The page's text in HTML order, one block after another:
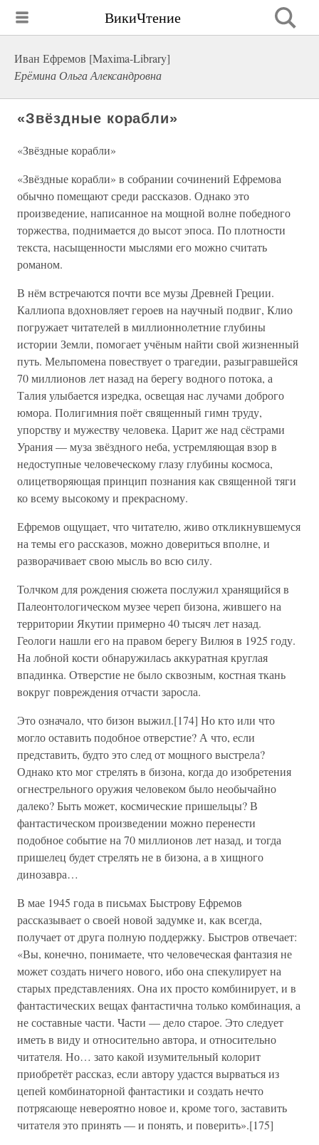
ВикиЧтение
Иван Ефремов [Maxima-Library]
Ерёмина Ольга Александровна
«Звёздные корабли»
«Звёздные корабли»
«Звёздные корабли» в собрании сочинений Ефремова
обычно помещают среди рассказов. Однако это
произведение, написанное на мощной волне победного
торжества, поднимается до высот эпоса. По плотности
текста, насыщенности мыслями его можно считать
романом.
В нём встречаются почти все музы Древней Греции.
Каллиопа вдохновляет героев на научный подвиг, Клио
погружает читателей в миллионнолетние глубины
истории Земли, помогает учёным найти свой жизненный
путь. Мельпомена повествует о трагедии, разыгравшейся
70 миллионов лет назад на берегу водного потока, а
Талия улыбается изредка, освещая нас лучами доброго
юмора. Полигимния поёт священный гимн труду,
упорству и мужеству человека. Царит же над сёстрами
Урания — муза звёздного неба, устремляющая взор в
недоступные человеческому глазу глубины космоса,
олицетворяющая принцип познания как священной тяги
ко всему высокому и прекрасному.
Ефремов ощущает, что читателю, живо откликнувшемуся
на темы его рассказов, можно довериться вполне, и
разворачивает свою мысль во всю силу.
Толчком для рождения сюжета послужил хранящийся в
Палеонтологическом музее череп бизона, жившего на
территории Якутии примерно 40 тысяч лет назад.
Геологи нашли его на правом берегу Вилюя в 1925 году.
На лобной кости обнаружилась аккуратная круглая
впадинка. Отверстие не было сквозным, костная ткань
вокруг повреждения отчасти заросла.
Это означало, что бизон выжил.[174] Но кто или что
могло оставить подобное отверстие? А что, если
представить, будто это след от мощного выстрела?
Однако кто мог стрелять в бизона, когда до изобретения
огнестрельного оружия человеком было необычайно
далеко? Быть может, космические пришельцы? В
фантастическом произведении можно перенести
подобное событие на 70 миллионов лет назад, и тогда
пришелец будет стрелять не в бизона, а в хищного
динозавра…
В мае 1945 года в письмах Быстрову Ефремов
рассказывает о своей новой задумке и, как всегда,
получает от друга полную поддержку. Быстров отвечает:
«Вы, конечно, понимаете, что человеческая фантазия не
может создать ничего нового, ибо она спекулирует на
старых представлениях. Она их просто комбинирует, и в
фантастических вещах фантастична только комбинация, а
не составные части. Части — дело старое. Это следует
иметь в виду и относительно автора, и относительно
читателя. Но… зато какой изумительный колорит
приобретёт рассказ, если автору удастся вырваться из
цепей комбинаторной фантастики и создать нечто
потрясающе невероятно новое и, кроме того, заставить
читателя это принять — и понять, и поверить».[175]